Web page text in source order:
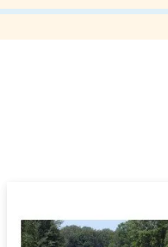
z tego